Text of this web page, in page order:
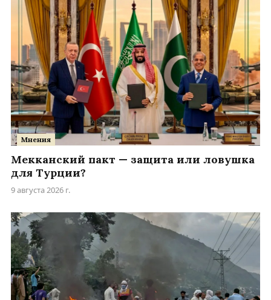
Мнения
Мекканский пакт — защита или ловушка
для Турции?
9 августа 2026 г.